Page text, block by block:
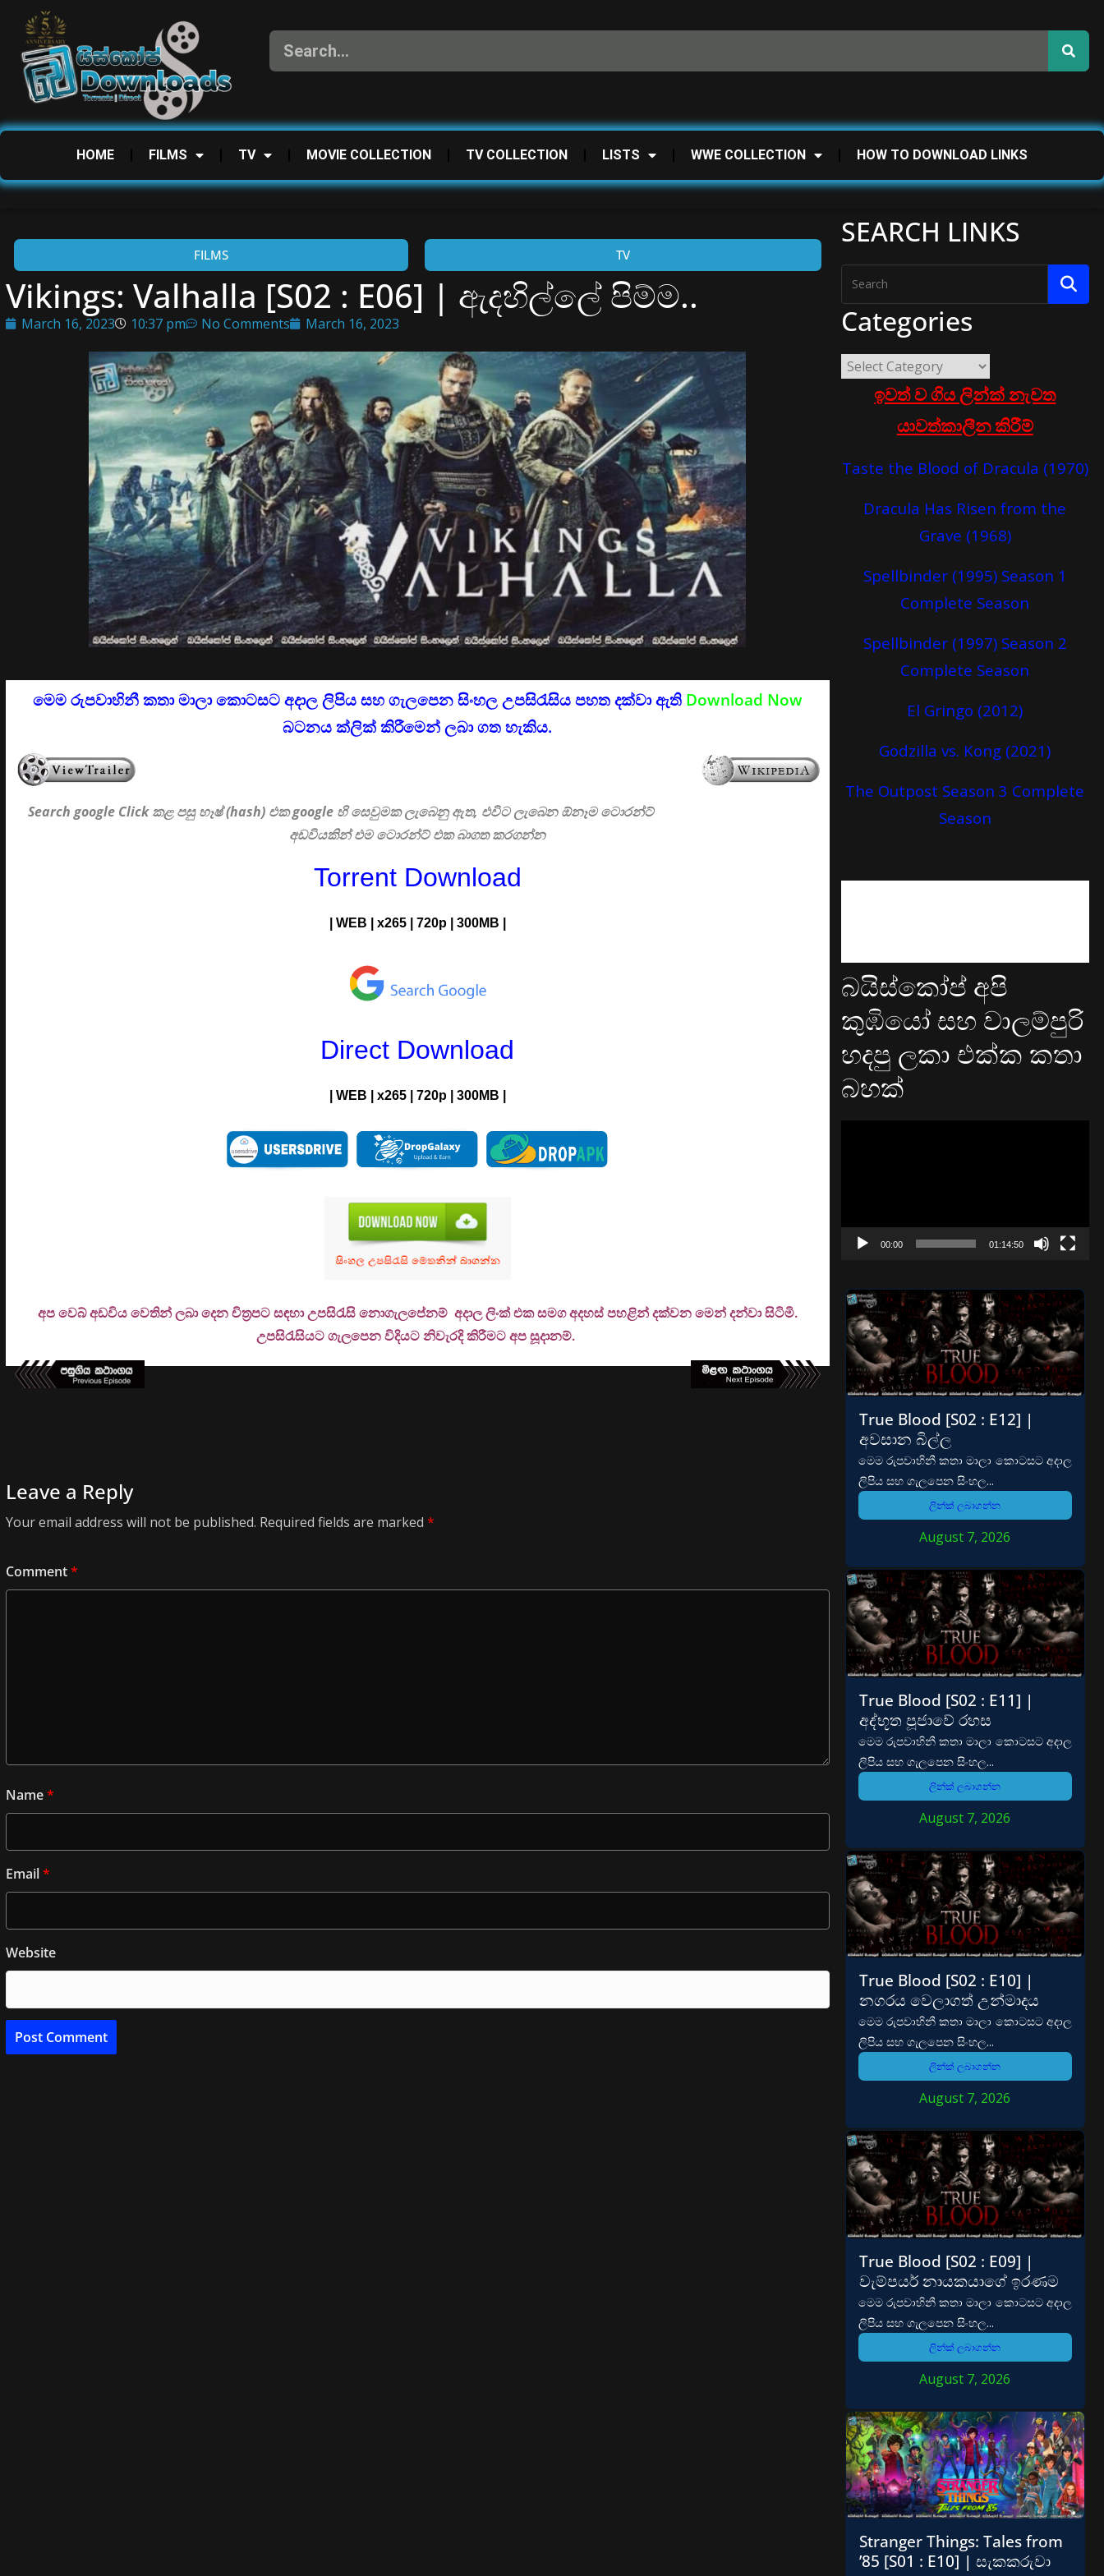
HOME FILMS TV MOVIE COLLECTION TV COLLECTION LISTS WWE COLLECTION HOW TO DOWNLOAD LINKS
FILMS TV
Vikings: Valhalla [S02 : E06] | ඇදහිල්ලේ පිම්ම..
March 16, 2023 10:37 pm No Comments March 16, 2023
මෙම රුපවාහිනී කතා මාලා කොටසට අදාල ලිපිය සහ ගැලපෙන සිංහල උපසිරැසිය පහත දක්වා ඇති Download Now
බටනය ක්ලික් කිරීමෙන් ලබා ගත හැකිය.
Search google Clickකළ පසු හෑෂ් (hash) එක google හි සෙවුමක ලැබෙනු ඇත, එවිට ලැබෙන ඕනෑම ටොරන්ට්
අඩවියකින් එම ටොරන්ට් එක බාගත කරගන්න
Torrent Download
| WEB | x265 | 720p | 300MB |
Direct Download
| WEB | x265 | 720p | 300MB |
අප වෙබ් අඩවිය වෙතින් ලබා දෙන චිත්‍රපට සඳහා උපසිරැසි නොගැලපේනම් අදාල ලිංක් එක සමග අදහස් පහළින් දක්වන මෙන් දන්වා සිටිමි.
උපසිරැසියට ගැලපෙන විදියට නිවැරදි කිරීමට අප සූදානම්.
Leave a Reply
Your email address will not be published. Required fields are marked *
Comment*
Name*
Email*
Website
SEARCH LINKS
Categories
ඉවත් ව ගිය ලින්ක් නැවත
යාවත්කාලීන කිරීම්
Taste the Blood of Dracula (1970)
Dracula Has Risen from the
Grave (1968)
Spellbinder (1995) Season 1
Complete Season
Spellbinder (1997) Season 2
Complete Season
El Gringo (2012)
Godzilla vs. Kong (2021)
The Outpost Season 3 Complete
Season
බයිස්කෝප් අපි
කුඹියෝ සහ වාලම්පුරි
හදපු ලකා එක්ක කතා
බහක්
00:00 01:14:50
True Blood [S02 : E12] |
අවසාන බිල්ල
මෙම රුපවාහිනී කතා මාලා කොටසට අදාල
ලිපිය සහ ගැලපෙන සිංහල...
ලින්ක් ලබාගන්න
August 7, 2026
True Blood [S02 : E11] |
අද්භූත පූජාවේ රහස
මෙම රුපවාහිනී කතා මාලා කොටසට අදාල
ලිපිය සහ ගැලපෙන සිංහල...
ලින්ක් ලබාගන්න
August 7, 2026
True Blood [S02 : E10] |
නගරය වෙලාගත් උන්මාදය
මෙම රුපවාහිනී කතා මාලා කොටසට අදාල
ලිපිය සහ ගැලපෙන සිංහල...
ලින්ක් ලබාගන්න
August 7, 2026
True Blood [S02 : E09] |
වැම්පයර් නායකයාගේ ඉරණම
මෙම රුපවාහිනී කතා මාලා කොටසට අදාල
ලිපිය සහ ගැලපෙන සිංහල...
ලින්ක් ලබාගන්න
August 7, 2026
Stranger Things: Tales from
’85 [S01 : E10] | සැකකරුවා